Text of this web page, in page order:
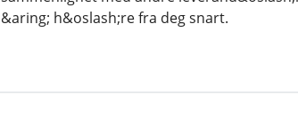
&aring; h&oslash;re fra deg snart.